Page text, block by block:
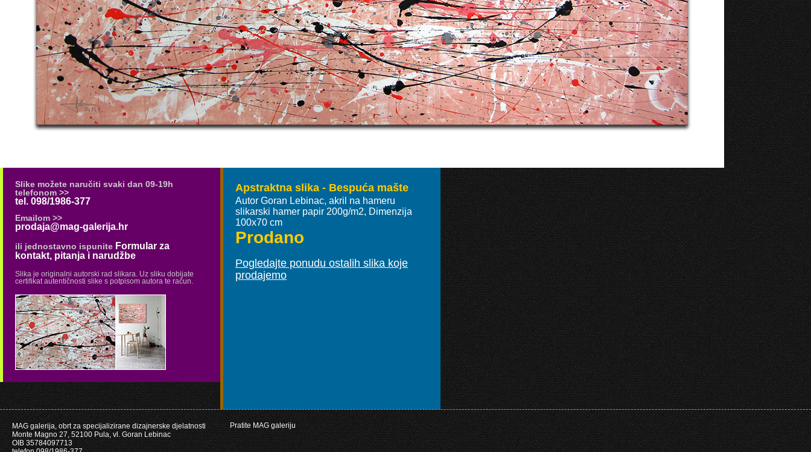
Slike možete naručiti svaki dan 09-19h
telefonom >>
tel. 098/1986-377
Emailom >>
prodaja@mag-galerija.hr
ili jednostavno ispunite Formular za
kontakt, pitanja i narudžbe
Slika je originalni autorski rad slikara. Uz sliku dobijate
certifikat autentičnosti slike s potpisom autora te račun.
Apstraktna slika - Bespuća mašte
Autor Goran Lebinac, akril na hameru
slikarski hamer papir 200g/m2, Dimenzija
100x70 cm
Prodano
Pogledajte ponudu ostalih slika koje
prodajemo
MAG galerija, obrt za specijalizirane dizajnerske djelatnosti
Monte Magno 27, 52100 Pula, vl. Goran Lebinac
OIB 35784097713
Pratite MAG galeriju